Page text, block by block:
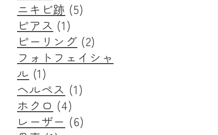
ニキビ跡 (5)
ピアス (1)
ピーリング (2)
フォトフェイシャ
ル (1)
ヘルペス (1)
ホクロ (4)
レーザー (6)